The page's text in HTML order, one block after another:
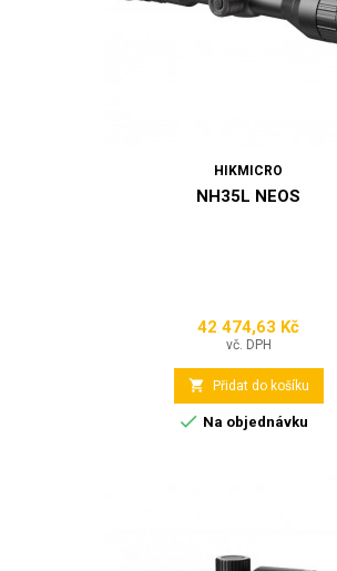
HIKMICRO
NH35L NEOS
Cena
42 474,63 Kč
vč. DPH
 Přidat do košíku
 Na objednávku